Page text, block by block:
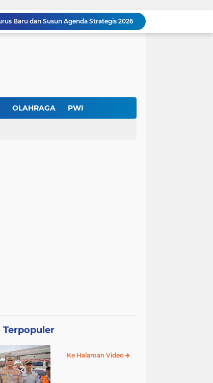
Baru dan Susun Agenda Strategis 2026
Hadir di GIIAS 2026, Pro7 Auto Lighting Pamerkan Teknologi Pencahayaan Kendaraan Premium
Pemerintah Kota Tangerang bersama Pemprov Banten Mulai Tertibkan Kabel Udara
OLAHRAGA PWI
Terpopuler
Ke Halaman Video